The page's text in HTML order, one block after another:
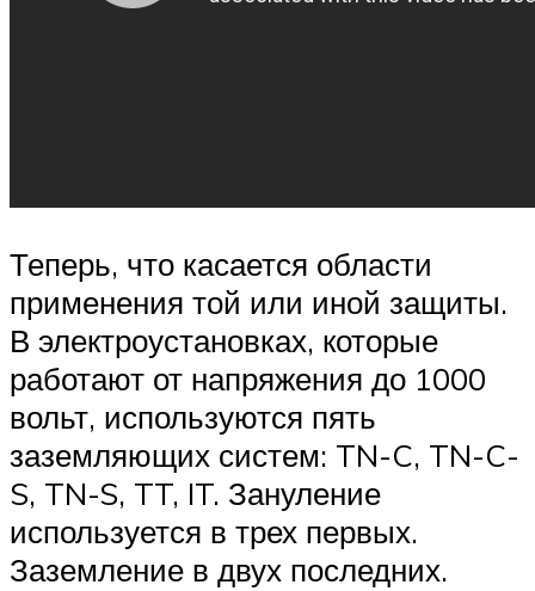
Теперь, что касается области
применения той или иной защиты.
В электроустановках, которые
работают от напряжения до 1000
вольт, используются пять
заземляющих систем: TN-C, TN-C-
S, TN-S, TT, IT. Зануление
используется в трех первых.
Заземление в двух последних.